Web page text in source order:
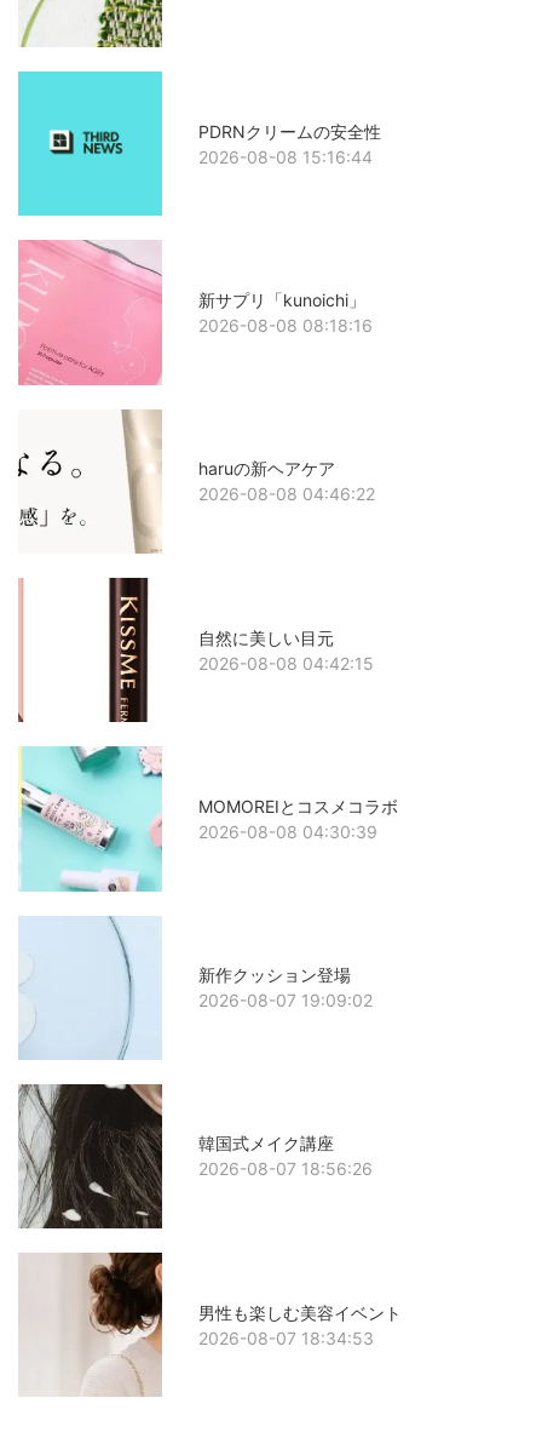
PDRNクリームの安全性
2026-08-08 15:16:44
新サプリ「kunoichi」
2026-08-08 08:18:16
haruの新ヘアケア
2026-08-08 04:46:22
自然に美しい目元
2026-08-08 04:42:15
MOMOREIとコスメコラボ
2026-08-08 04:30:39
新作クッション登場
2026-08-07 19:09:02
韓国式メイク講座
2026-08-07 18:56:26
男性も楽しむ美容イベント
2026-08-07 18:34:53